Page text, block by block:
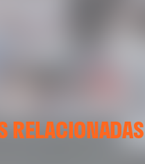
RELACIONADAS